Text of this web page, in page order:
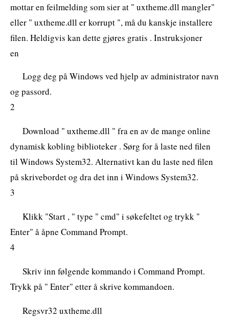
mottar en feilmelding som sier at " uxtheme.dll mangler"
eller " uxtheme.dll er korrupt ", må du kanskje installere
filen. Heldigvis kan dette gjøres gratis . Instruksjoner
en
Logg deg på Windows ved hjelp av administrator navn
og passord.
2
Download " uxtheme.dll " fra en av de mange online
dynamisk kobling biblioteker . Sørg for å laste ned filen
til Windows System32. Alternativt kan du laste ned filen
på skrivebordet og dra det inn i Windows System32.
3
Klikk "Start , " type " cmd" i søkefeltet og trykk "
Enter" å åpne Command Prompt.
4
Skriv inn følgende kommando i Command Prompt.
Trykk på " Enter" etter å skrive kommandoen.
Regsvr32 uxtheme.dll